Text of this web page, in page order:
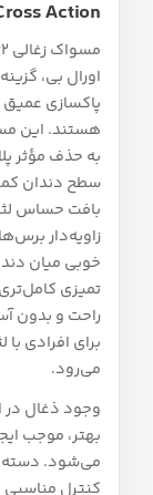
Action
اورال بی،
پاکسازی عمیق
هستند. این
به حذف مؤثر
سطح دندان
زاویه‌دار
خوبی میان
تمیزی
راحت و بدون
برای افرادی
می‌رود.
وجود ذغال در
بهتر، موجب
می‌شود. دسته
کنترل